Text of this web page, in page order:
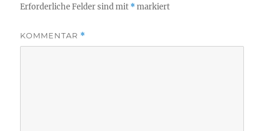
Erforderliche Felder sind mit *markiert
KOMMENTAR *